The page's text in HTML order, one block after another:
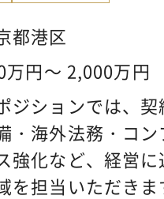
都港区
900万円～ 2,000万円
ジションでは、
・海外法務・コ
強化など、経営
を担当いただき